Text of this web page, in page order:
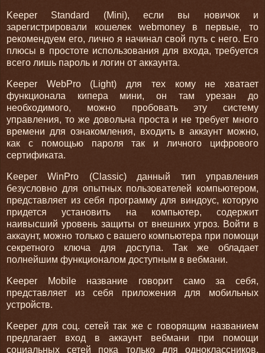
Keeper Standard (Mini), если вы новичок и
зарегистрировали кошелек webmoney в первые, то
рекомендуем его, лично я начинал свой путь с него. Его
плюсы в простоте использования для входа, требуется
всего лишь пароль и логин от аккаунта.
Keeper WebPro (Light) для тех кому не хватает
функционала кипера мини, он там урезан до
необходимого, можно пробовать эту систему
управления, то же довольна проста и не требует много
времени для ознакомления, входить в аккаунт можно,
как с помощью пароля так и личного цифрового
сертификата.
Keeper WinPro (Classic) данный тип управления
безусловно для опытных пользователей компьютером,
представляет из себя программу для виндоус, которую
придется установить на компьютер, содержит
наивысший уровень защиты от внешних угроз. Войти в
аккаунт, можно только с вашего компьютера при помощи
секретного ключа для доступа. Так же обладает
полнейшим функционалом доступным в вебмани.
Keeper Mobile название говорит само за себя,
представляет из себя приложения для мобильных
устройств.
Keeper для соц. сетей так же с говорящим названием
предлагает вход в аккаунт вебмани при помощи
социальных сетей пока только для одноклассников,